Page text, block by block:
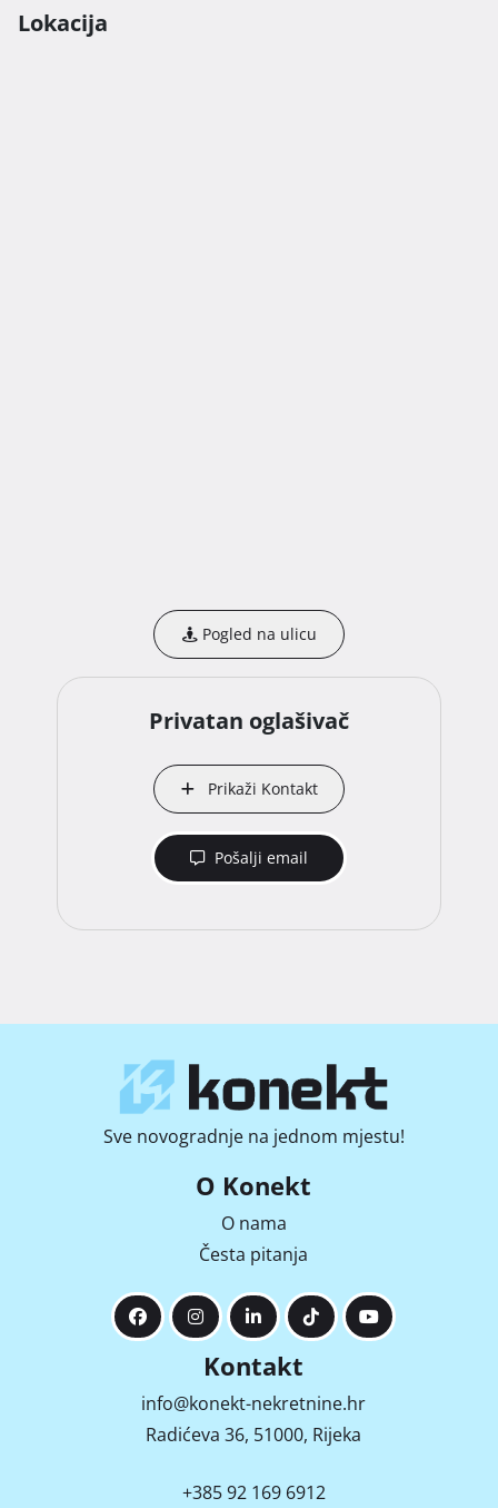
Lokacija
Pogled na ulicu
Privatan oglašivač
Prikaži Kontakt
Pošalji email
Sve novogradnje na jednom mjestu!
O Konekt
O nama
Česta pitanja
Kontakt
info@konekt-nekretnine.hr
Radićeva 36, 51000, Rijeka
+385 92 169 6912